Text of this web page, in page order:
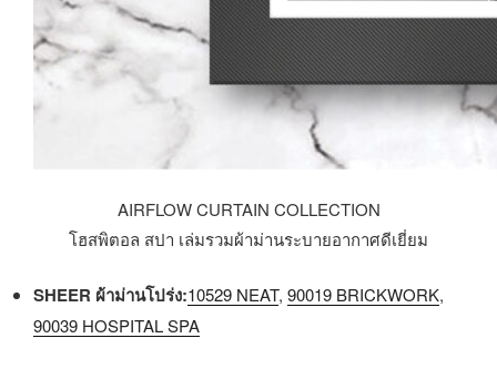
AIRFLOW CURTAIN COLLECTION
โฮสพิตอล สปา เล่มรวมผ้าม่านระบายอากาศดีเยี่ยม
SHEER ผ้าม่านโปร่ง:10529 NEAT, 90019 BRICKWORK,
90039 HOSPITAL SPA